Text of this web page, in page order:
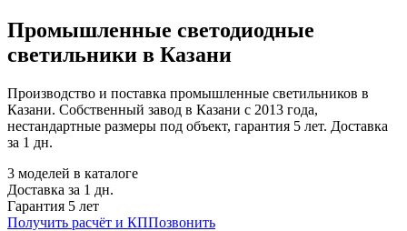
Промышленные светодиодные
светильники в Казани
Производство и поставка промышленные светильников в
Казани. Собственный завод в Казани с 2013 года,
нестандартные размеры под объект, гарантия 5 лет. Доставка
за 1 дн.
3 моделей в каталоге
Доставка за 1 дн.
Гарантия 5 лет
Получить расчёт и КППозвонить